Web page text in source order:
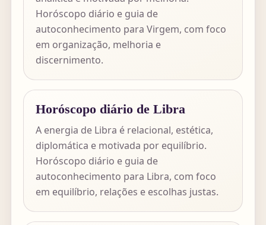
Horóscopo diário e guia de
autoconhecimento para Virgem, com foco
em organização, melhoria e
discernimento.
Horóscopo diário de Libra
A energia de Libra é relacional, estética,
diplomática e motivada por equilíbrio.
Horóscopo diário e guia de
autoconhecimento para Libra, com foco
em equilíbrio, relações e escolhas justas.